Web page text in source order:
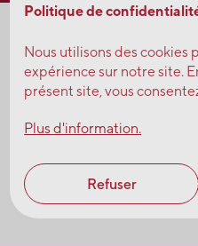
Politique de
Nous utilisons des cookies
expérience sur notre site.
présent site, vous
Plus d'information.
Refuser